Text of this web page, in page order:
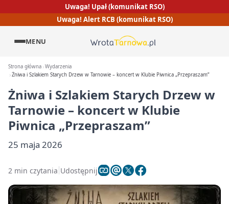
Uwaga! Upał (komunikat RSO)
Uwaga! Alert RCB (komunikat RSO)
MENU
Strona główna Wydarzenia
Żniwa i Szlakiem Starych Drzew w Tarnowie – koncert w Klubie Piwnica „Przepraszam”
Żniwa i Szlakiem Starych Drzew w
Tarnowie – koncert w Klubie
Piwnica „Przepraszam”
25 maja 2026
2 min czytania Udostępnij